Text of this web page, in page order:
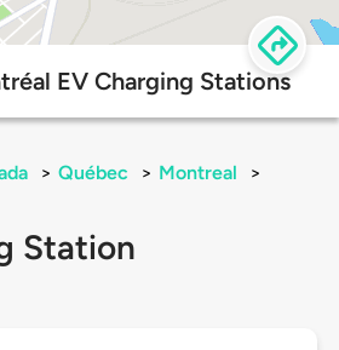
EV Charging Stations
> Québec > Montreal
>
Station